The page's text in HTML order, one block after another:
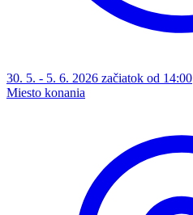
30. 5. - 5. 6. 2026 začiatok od 14:00
Miesto konania